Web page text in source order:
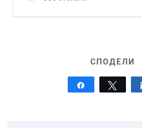
СПОДЕЛИ
Tweet